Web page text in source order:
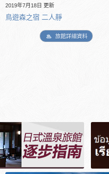
2019年7月18日 更新
鳥遊森之宿 二人靜
旅館詳細資料